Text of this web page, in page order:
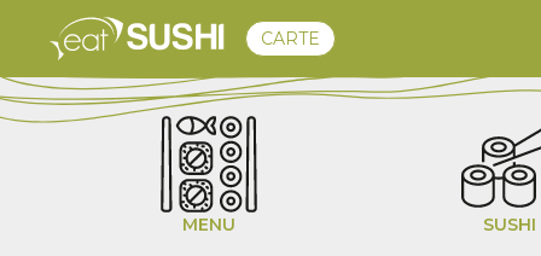
CARTE
EAT BOX
DÉCOUVREZ NOTRE NOUVELLE BOX D'ÉTÉ
MENU SUSHI